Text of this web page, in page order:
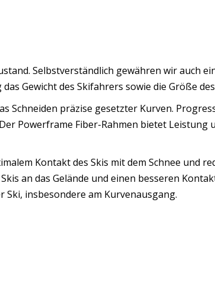
Selbstverständlich gewähren wir auch
Gewicht des Skifahrers sowie die Größe
präzise gesetzter Kurven.
Powerframe Fiber-Rahmen bietet Leistung
Kontakt des Skis mit dem Schnee und
an das Gelände und einen besseren
insbesondere am Kurvenausgang.